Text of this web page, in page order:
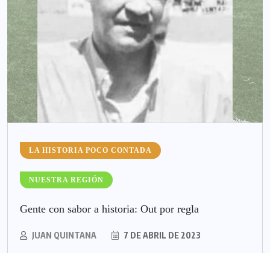
LA HISTORIA POCO CONTADA
NUESTRA REGIÓN
Gente con sabor a historia: Out por regla
JUAN QUINTANA 7 DE ABRIL DE 2023